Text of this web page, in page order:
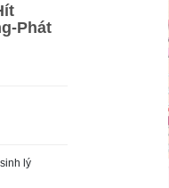
Phát
lý